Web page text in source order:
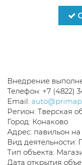
Внедрение
Телефон: +7 (4822)
Email:
Регион: Тверская
Город: Конаково
Адрес: павильон
Вид деятельности:
Тип объекта:
Дата открытия